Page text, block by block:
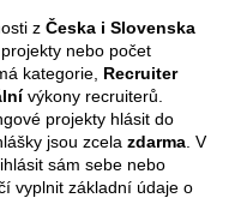
z Česka i Slovenska
nebo počet
kategorie, Recruiter
výkony recruiterů.
jsou zcela zdarma . V
sám sebe nebo
vyplnit základní údaje o